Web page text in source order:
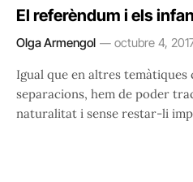
El referèndum i els
Olga Armengol octubre 4,
Igual que en altres temàtiques
separacions, hem de poder
naturalitat i sense restar-li